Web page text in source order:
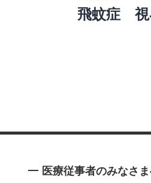
飛蚊症 視
医療従事者のみなさ